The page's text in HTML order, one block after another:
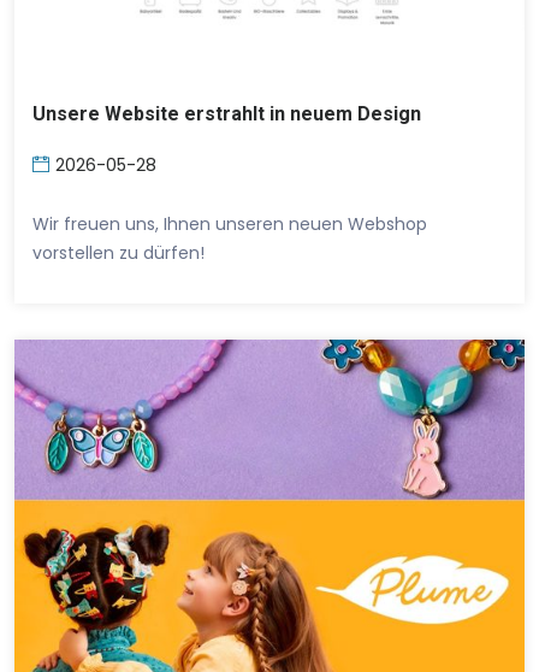
Unsere Website erstrahlt in neuem Design
2026-05-28
Wir freuen uns, Ihnen unseren neuen Webshop
vorstellen zu dürfen!